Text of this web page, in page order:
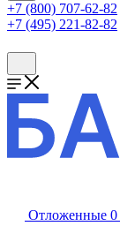
+7 (800) 707-62-82
+7 (495) 221-82-82
Отложенные 0